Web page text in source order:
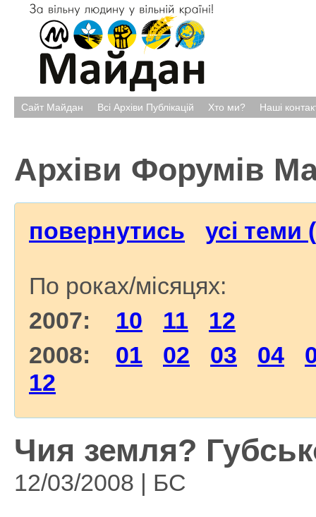
Сайт Майдан Всі Архіви Публікацій Хто ми? Наші
Архіви Форумів
повернутись усі теми
По роках/місяцях:
2007: 10 11
12
2008: 01 02 03 04
12
Чия земля?
12/03/2008 | БС